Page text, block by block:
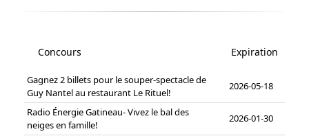
Concours Expiration
Gagnez 2 billets pour le souper-spectacle de
Guy Nantel au restaurant Le Rituel!
2026-05-18
Radio Énergie Gatineau- Vivez le bal des
neiges en famille!
2026-01-30